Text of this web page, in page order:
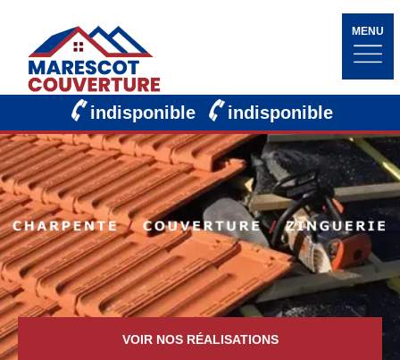
MENU
indisponible indisponible
VOIR NOS RÉALISATIONS